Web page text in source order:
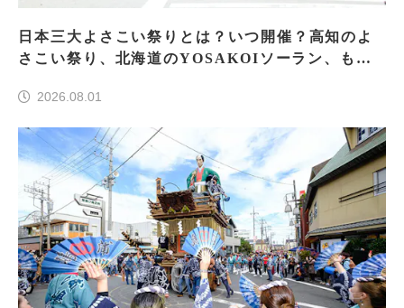
日本三大よさこい祭りとは？いつ開催？高知のよ
さこい祭り、北海道のYOSAKOIソーラン、もう
2026.08.01